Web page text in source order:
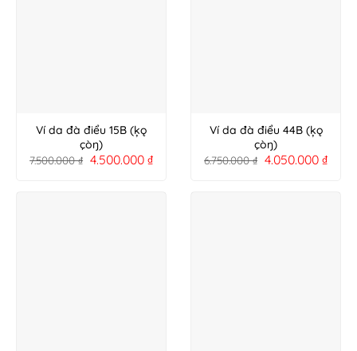
Ví da đà điểu 15B (ķǫ
çòŋ)
7.500.000₫ 4.500.000 ₫
Ví da đà điểu 44B (ķǫ
çòŋ)
6.750.000₫ 4.050.000 ₫